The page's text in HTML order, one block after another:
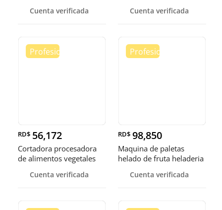
Cuenta verificada Cuenta verificada
RD$ 56,172
Cortadora procesadora
de alimentos vegetales
Cuenta verificada
RD$ 98,850
Maquina de paletas
helado de fruta heladeria
Cuenta verificada